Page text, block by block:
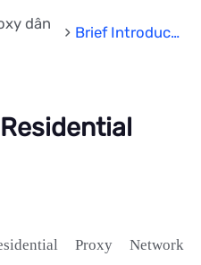
dân
Brief Introducti
Proxy Network